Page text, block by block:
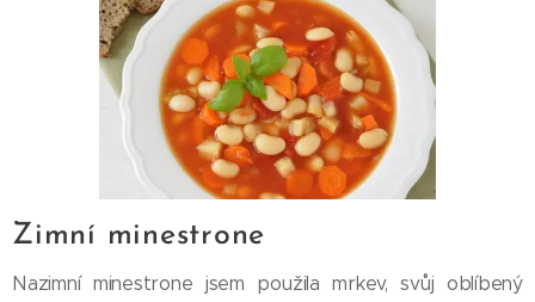
Zimní minestrone
Nazimní minestrone jsem použila mrkev, svůj oblíbený